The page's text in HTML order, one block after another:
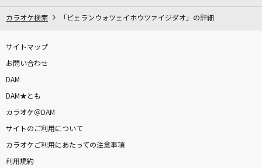
カラオケ検索 「ビェランウォツェイホウツァイジダオ」の詳細
サイトマップ
お問い合わせ
DAM
DAM★とも
カラオケ＠DAM
サイトのご利用について
カラオケご利用にあたっての注意事項
利用規約